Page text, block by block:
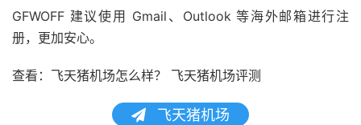
GFWOFF 建议使用 Gmail、Outlook 等海外邮箱进行注
册，更加安心。
查看：飞天猪机场怎么样？ 飞天猪机场评测
飞天猪机场